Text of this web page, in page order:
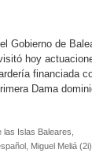
Gobierno de
hoy
financiada
Dama
Islas Baleares,
Miguel Meliá (2i)